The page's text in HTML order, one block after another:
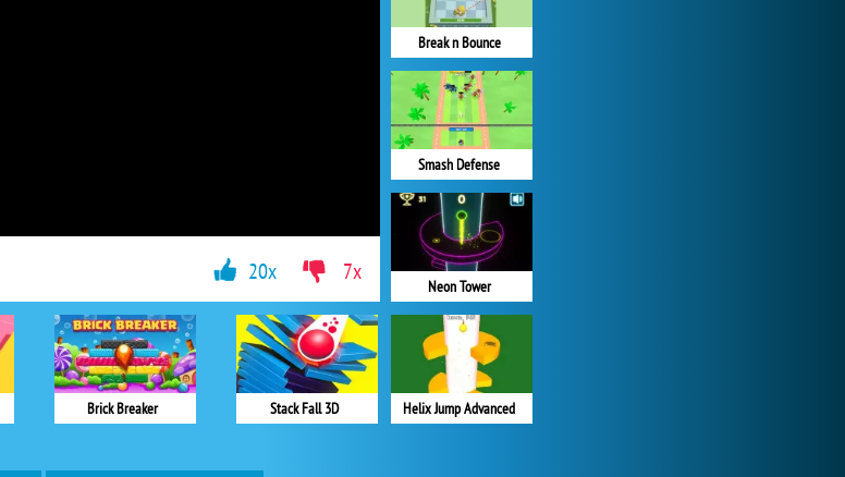
Break n Bounce
Smash Defense
Neon Tower
Helix Jump Advanced
Brick Breaker Stack Fall 3D
20x 7x